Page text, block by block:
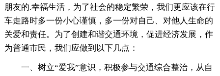
朋友的.幸福生活，为了社会的稳定繁荣，我们更应该在行
车走路时多一份小心谨慎，多一份对自己、对他人生命的
关爱和责任。为了创建和谐交通环境，促进经济发展，作
为普通市民，我们应做到以下几点：
一、树立“爱我”意识，积极参与交通综合整治，从自